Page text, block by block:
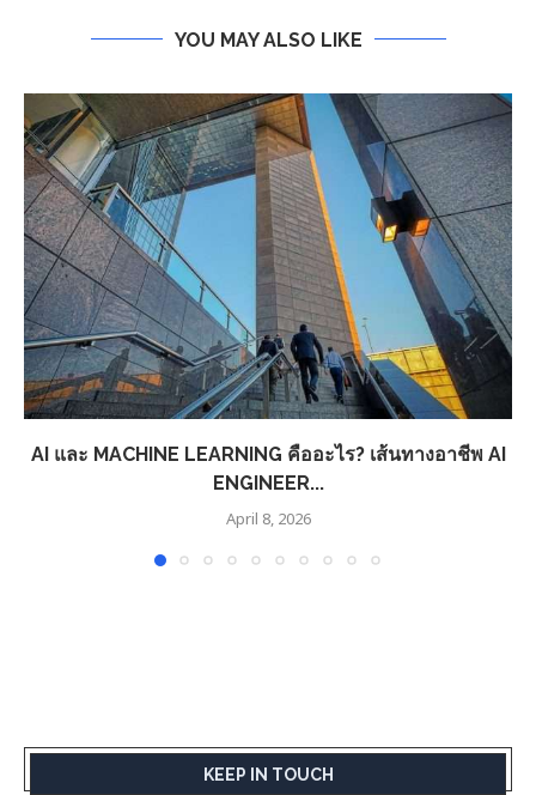
YOU MAY ALSO LIKE
AI และ MACHINE LEARNING คืออะไร? เส้นทางอาชีพ AI
ENGINEER...
April 8, 2026
KEEP IN TOUCH